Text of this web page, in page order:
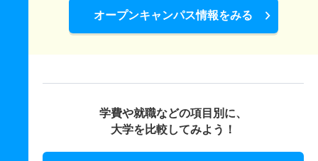
オープンキャンパス情報をみる
学費や就職などの項目別に、
大学を比較してみよう！